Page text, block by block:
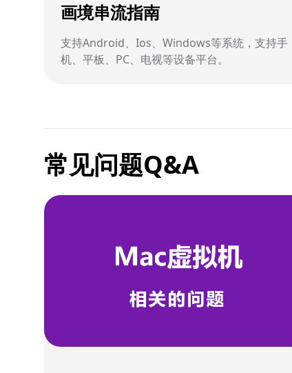
画境串流指南
支持Android、Ios、Windows等系统，支持手
机、平板、PC、电视等设备平台。
常见问题Q&A